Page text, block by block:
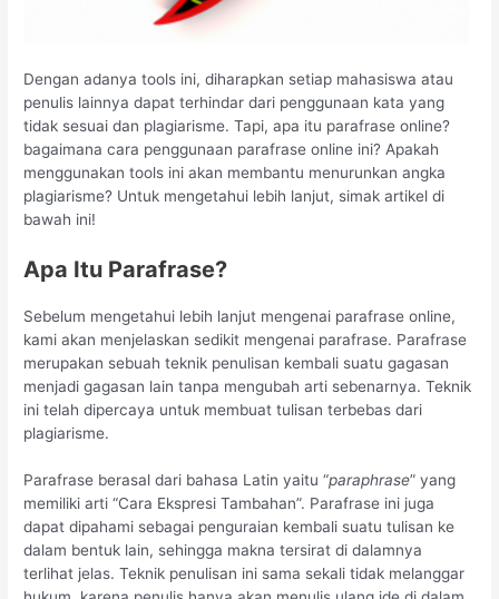
Dengan adanya tools ini, diharapkan setiap mahasiswa atau
penulis lainnya dapat terhindar dari penggunaan kata yang
tidak sesuai dan plagiarisme. Tapi, apa itu parafrase online?
bagaimana cara penggunaan parafrase online ini? Apakah
menggunakan tools ini akan membantu menurunkan angka
plagiarisme? Untuk mengetahui lebih lanjut, simak artikel di
bawah ini!
Apa Itu Parafrase?
Sebelum mengetahui lebih lanjut mengenai parafrase online,
kami akan menjelaskan sedikit mengenai parafrase. Parafrase
merupakan sebuah teknik penulisan kembali suatu gagasan
menjadi gagasan lain tanpa mengubah arti sebenarnya. Teknik
ini telah dipercaya untuk membuat tulisan terbebas dari
plagiarisme.
Parafrase berasal dari bahasa Latin yaitu “paraphrase” yang
memiliki arti “Cara Ekspresi Tambahan”. Parafrase ini juga
dapat dipahami sebagai penguraian kembali suatu tulisan ke
dalam bentuk lain, sehingga makna tersirat di dalamnya
terlihat jelas. Teknik penulisan ini sama sekali tidak melanggar